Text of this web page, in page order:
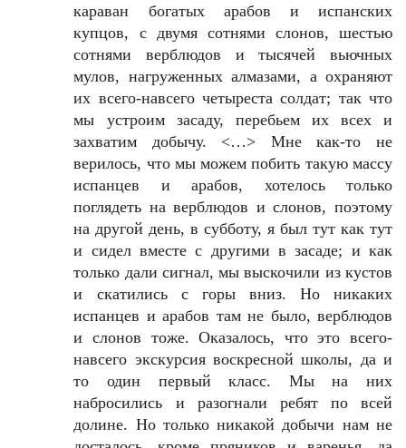
караван богатых арабов и испанских
купцов, с двумя сотнями слонов, шестью
сотнями верблюдов и тысячей вьючных
мулов, нагруженных алмазами, а охраняют
их всего-навсего четыреста солдат; так что
мы устроим засаду, перебьем их всех и
захватим добычу. <…> Мне как-то не
верилось, что мы можем побить такую массу
испанцев и арабов, хотелось только
поглядеть на верблюдов и слонов, поэтому
на другой день, в субботу, я был тут как тут
и сидел вместе с другими в засаде; и как
только дали сигнал, мы выскочили из кустов
и скатились с горы вниз. Но никаких
испанцев и арабов там не было, верблюдов
и слонов тоже. Оказалось, что это всего-
навсего экскурсия воскресной школы, да и
то один первый класс. Мы на них
набросились и разогнали ребят по всей
долине. Но только никакой добычи нам не